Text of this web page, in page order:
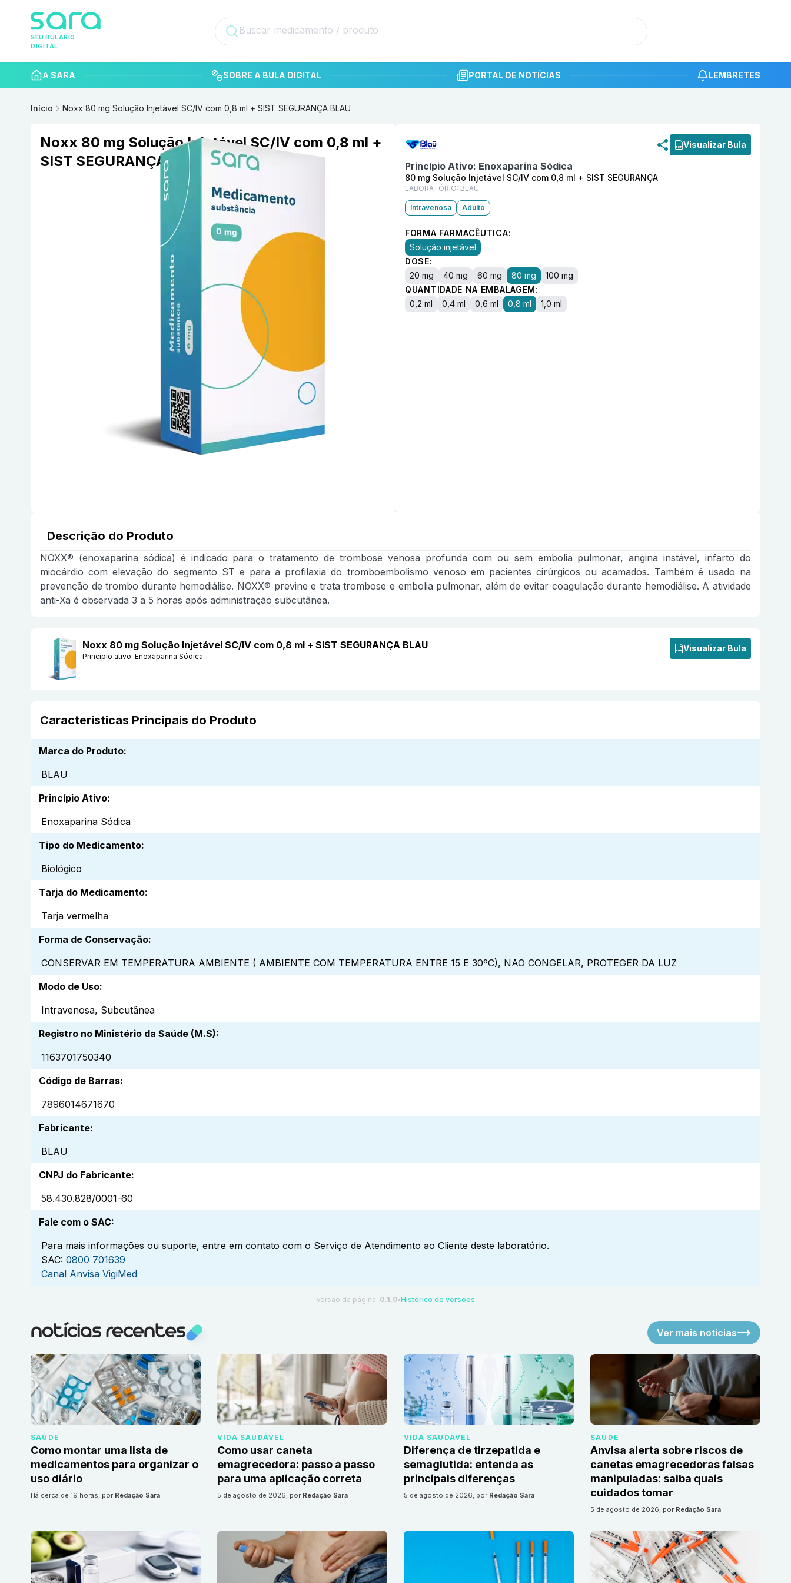
SEU BULÁRIO
DIGITAL
A SARA SOBRE A BULA DIGITAL PORTAL DE NOTÍCIAS LEMBRETES
Início Noxx 80 mg Solução Injetável SC/IV com 0,8 ml + SIST SEGURANÇA BLAU
Noxx 80 mg Solução Injetável SC/IV com 0,8 ml +
SIST SEGURANÇA BLAU
Visualizar Bula
Princípio Ativo: Enoxaparina Sódica
80 mg Solução Injetável SC/IV com 0,8 ml + SIST SEGURANÇA
LABORATÓRIO: BLAU
Intravenosa Adulto
FORMA FARMACÊUTICA:
Solução injetável
DOSE:
20 mg
40 mg 60 mg 80 mg
100 mg
QUANTIDADE NA EMBALAGEM:
0,2 ml
0,4 ml 0,6 ml 0,8 ml 1,0 ml
Descrição do Produto
NOXX® (enoxaparina sódica) é indicado para o tratamento de trombose venosa profunda com ou sem embolia pulmonar, angina instável, infarto do
miocárdio com elevação do segmento ST e para a profilaxia do tromboembolismo venoso em pacientes cirúrgicos ou acamados. Também é usado na
prevenção de trombo durante hemodiálise. NOXX® previne e trata trombose e embolia pulmonar, além de evitar coagulação durante hemodiálise. A atividade
anti-Xa é observada 3 a 5 horas após administração subcutânea.
Noxx 80 mg Solução Injetável SC/IV com 0,8 ml + SIST SEGURANÇA BLAU
Princípio ativo: Enoxaparina Sódica
Visualizar Bula
Características Principais do Produto
Marca do Produto:
BLAU
Princípio Ativo:
Enoxaparina Sódica
Tipo do Medicamento:
Biológico
Tarja do Medicamento:
Tarja vermelha
Forma de Conservação:
CONSERVAR EM TEMPERATURA AMBIENTE ( AMBIENTE COM TEMPERATURA ENTRE 15 E 30ºC), NAO CONGELAR, PROTEGER DA LUZ
Modo de Uso:
Intravenosa, Subcutânea
Registro no Ministério da Saúde (M.S):
1163701750340
Código de Barras:
7896014671670
Fabricante:
BLAU
CNPJ do Fabricante:
58.430.828/0001-60
Fale com o SAC:
Para mais informações ou suporte, entre em contato com o Serviço de Atendimento ao Cliente deste laboratório.
SAC: 0800 701639
Canal Anvisa VigiMed
Versão da página: 0.1.0 ●Histórico de versões
notícias recentes Ver mais notícias
SAÚDE
Como montar uma lista de
medicamentos para organizar o
uso diário
há cerca de 19 horas, por Redação Sara
VIDA SAUDÁVEL
Como usar caneta
emagrecedora: passo a passo
para uma aplicação correta
5 de agosto de 2026, por Redação Sara
VIDA SAUDÁVEL
Diferença de tirzepatida e
semaglutida: entenda as
principais diferenças
5 de agosto de 2026, por Redação Sara
SAÚDE
Anvisa alerta sobre riscos de
canetas emagrecedoras falsas
manipuladas: saiba quais
cuidados tomar
5 de agosto de 2026, por Redação Sara